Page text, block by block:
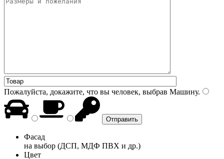
Пожалуйста, докажите, что вы человек, выбрав Машину.
Фасад
на выбор (ДСП, МДФ ПВХ и др.)
Цвет